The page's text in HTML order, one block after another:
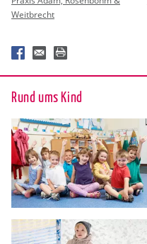
Weitbrecht
Rund ums Kind